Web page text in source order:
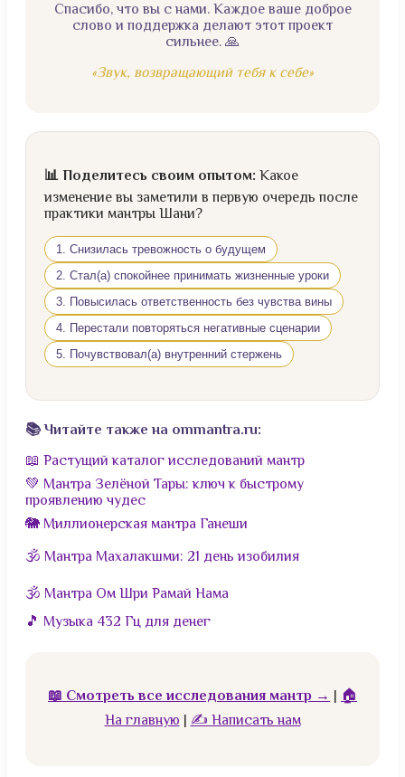
Спасибо, что вы с нами. Каждое ваше доброе
слово и поддержка делают этот проект
сильнее. 🙏
«Звук, возвращающий тебя к себе»
📊 Поделитесь своим опытом: Какое
изменение вы заметили в первую очередь после
практики мантры Шани?
1. Снизилась тревожность о будущем
2. Стал(а) спокойнее принимать жизненные уроки
3. Повысилась ответственность без чувства вины
4. Перестали повторяться негативные сценарии
5. Почувствовал(а) внутренний стержень
📚 Читайте также на ommantra.ru:
📖 Растущий каталог исследований мантр
💚 Мантра Зелёной Тары: ключ к быстрому
проявлению чудес
🐘 Миллионерская мантра Ганеши
🕉️ Мантра Махалакшми: 21 день изобилия
🕉️ Мантра Ом Шри Рамай Нама
🎵 Музыка 432 Гц для денег
📖 Смотреть все исследования мантр →
🏠
На главную
✍️ Написать нам